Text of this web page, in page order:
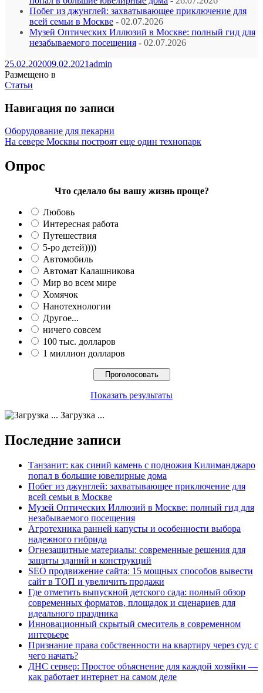
Побег из джунглей: захватывающее приключение для
всей семьи в Москве - 02.07.2026
Музей Оптических Иллюзий в Москве: полный гид для
незабываемого посещения - 02.07.2026
25.02.202009.02.2021admin
Размещено в
Статьи
Навигация по записи
Оборудование для пекарни
На севере Москвы построят еще один технопарк
Опрос
Что сделало бы вашу жизнь проще?
Любовь
Интересная работа
Путешествия
5-ро детей))))
Автомобиль
Автомат Калашникова
Мир во всем мире
Хомячок
Нанотехнологии
Другое...
ничего совсем
100 тыс. долларов
1 миллион долларов
Показать результаты
Загрузка ...
Последние записи
Танзанит: как синий камень с подножия Килиманджаро
попал в большие ювелирные дома
Побег из джунглей: захватывающее приключение для
всей семьи в Москве
Музей Оптических Иллюзий в Москве: полный гид для
незабываемого посещения
Агротехника ранней капусты и особенности выбора
надежного гибрида
Огнезащитные материалы: современные решения для
защиты зданий и конструкций
SEO продвижение сайта: 15 мощных способов вывести
сайт в ТОП и увеличить продажи
Где отметить выпускной детского сада: полный обзор
современных форматов, площадок и сценариев для
идеального праздника
Инновационный скрытый смеситель в современном
интерьере
Признание права собственности на квартиру через суд: с
чего начать?
ДНС сервер: Простое объяснение для каждой хозяйки —
как работает интернет на самом деле